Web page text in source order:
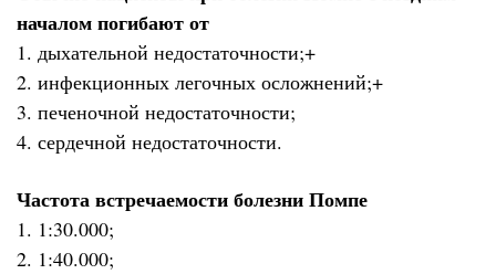
началом погибают от
1. дыхательной недостаточности;+
2. инфекционных легочных осложнений;+
3. печеночной недостаточности;
4. сердечной недостаточности.
Частота встречаемости болезни Помпе
1. 1:30.000;
2. 1:40.000;